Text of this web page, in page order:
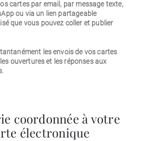
cartes par email, par message texte,
ou via un lien partageable
que vous pouvez coller et publier
les envois de vos cartes
ouvertures et les réponses aux
coordonnée à votre
électronique